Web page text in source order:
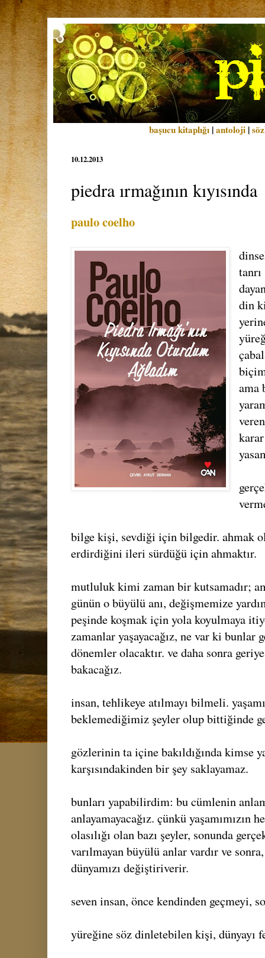
başucu kitaplığı |antoloji |
10.12.2013
piedra ırmağının kıyısında
paulo coelho
din
ama
bilge kişi, sevdiği için bilgedir. ahmak
erdirdiğini ileri sürdüğü için ahmaktır.
mutluluk kimi zaman bir kutsamadır;
günün o büyülü anı, değişmemize
peşinde koşmak için yola koyulmaya
zamanlar yaşayacağız, ne var ki bunlar
dönemler olacaktır. ve daha sonra
bakacağız.
insan, tehlikeye atılmayı bilmeli.
beklemediğimiz şeyler olup bittiğinde
gözlerinin ta içine bakıldığında kimse
karşısındakinden bir şey saklayamaz.
bunları yapabilirdim: bu cümlenin
anlayamayacağız. çünkü yaşamımızın
olasılığı olan bazı şeyler, sonunda
varılmayan büyülü anlar vardır ve
dünyamızı değiştiriverir.
seven insan, önce kendinden geçmeyi,
yüreğine söz dinletebilen kişi, dünyayı